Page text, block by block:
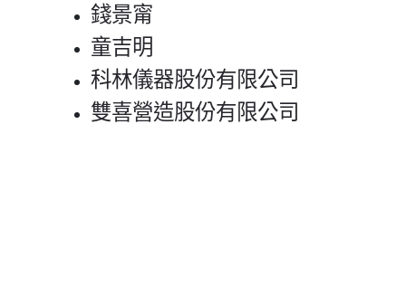
錢景甯
童吉明
科林儀器股份有限公司
雙喜營造股份有限公司